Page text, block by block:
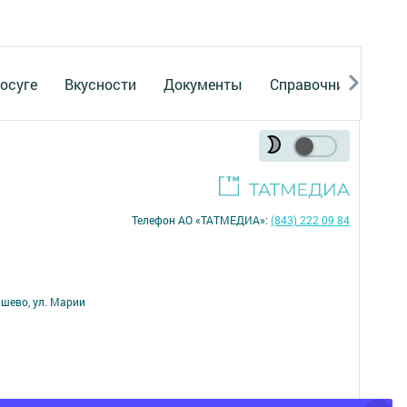
Вкусности Документы Справочник
ул. Марии
Телефон АО «ТАТМЕДИА»:(843) 222 09 84